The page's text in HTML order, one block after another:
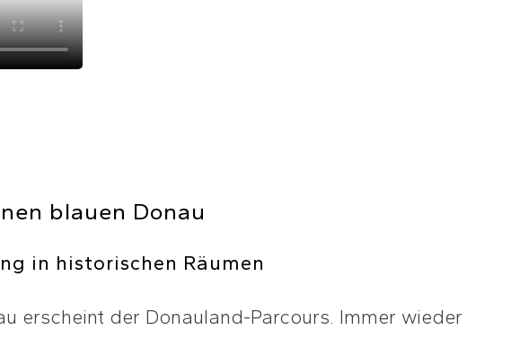
blauen Donau
in historischen Räumen
erscheint der Donauland-Parcours. Immer wieder